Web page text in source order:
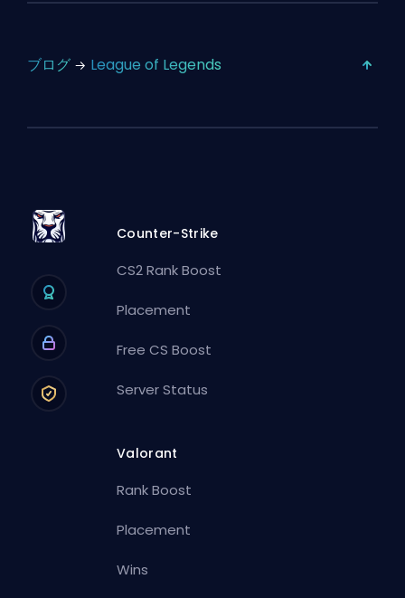
ブログ League of Legends
Counter-Strike
CS2 Rank Boost
Placement
Free CS Boost
Server Status
Valorant
Rank Boost
Placement
Wins